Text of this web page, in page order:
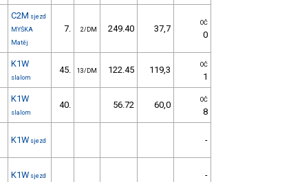
C2M sjezd
MYŠKA
Matěj
7. 2/DM 249.40 37,7
OČ
0
K1W
slalom
45. 13/DM 122.45 119,3 OČ
1
K1W
slalom
40. 56.72 60,0 OČ
8
K1W sjezd -
K1W sjezd -